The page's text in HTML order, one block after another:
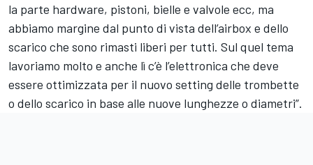
la parte hardware, pistoni, bielle e valvole ecc, ma
abbiamo margine dal punto di vista dell’airbox e dello
scarico che sono rimasti liberi per tutti. Sul quel tema
lavoriamo molto e anche lì c’è l’elettronica che deve
essere ottimizzata per il nuovo setting delle trombette
o dello scarico in base alle nuove lunghezze o diametri”.